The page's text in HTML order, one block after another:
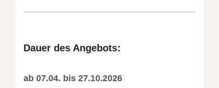
Dauer des Angebots:
ab 07.04. bis 27.10.2026